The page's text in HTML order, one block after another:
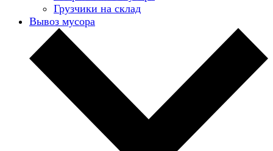
Грузчики на склад
Вывоз мусора